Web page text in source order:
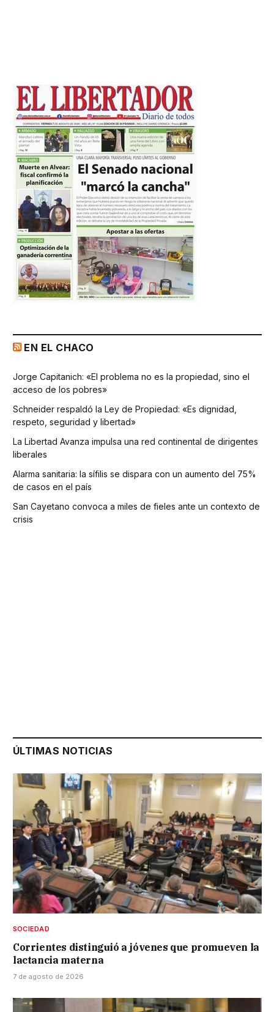
EN EL CHACO
Jorge Capitanich: «El problema no es la propiedad, sino el
acceso de los pobres»
Schneider respaldó la Ley de Propiedad: «Es dignidad,
respeto, seguridad y libertad»
La Libertad Avanza impulsa una red continental de dirigentes
liberales
Alarma sanitaria: la sífilis se dispara con un aumento del 75%
de casos en el país
San Cayetano convoca a miles de fieles ante un contexto de
crisis
ÚLTIMAS NOTICIAS
SOCIEDAD
Corrientes distinguió a jóvenes que promueven la
lactancia materna
7 de agosto de 2026